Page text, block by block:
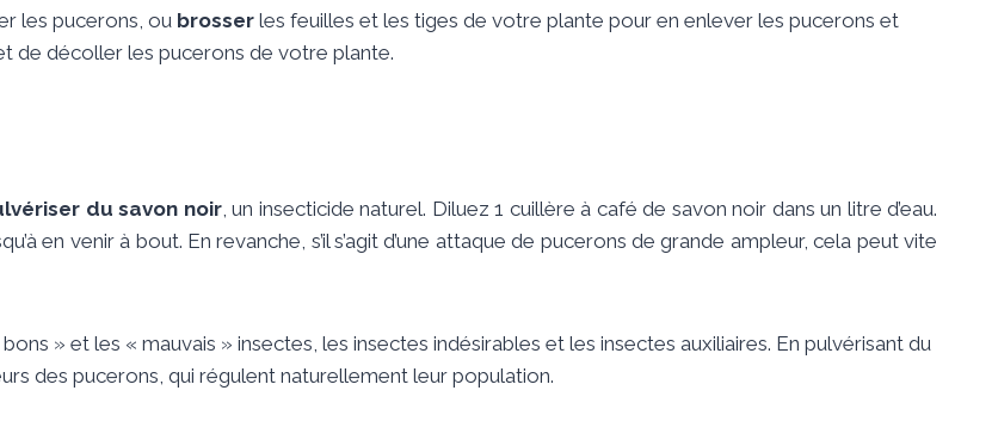
les pucerons, ou brosser les feuilles et les tiges de votre plante pour en enlever les pucerons et
de décoller les pucerons de votre plante.
du savon noir, un insecticide naturel. Diluez 1 cuillère à café de savon noir dans un litre d’eau.
en venir à bout. En revanche, s’il s’agit d’une attaque de pucerons de grande ampleur, cela peut vite
» et les « mauvais » insectes, les insectes indésirables et les insectes auxiliaires. En pulvérisant du
des pucerons, qui régulent naturellement leur population.